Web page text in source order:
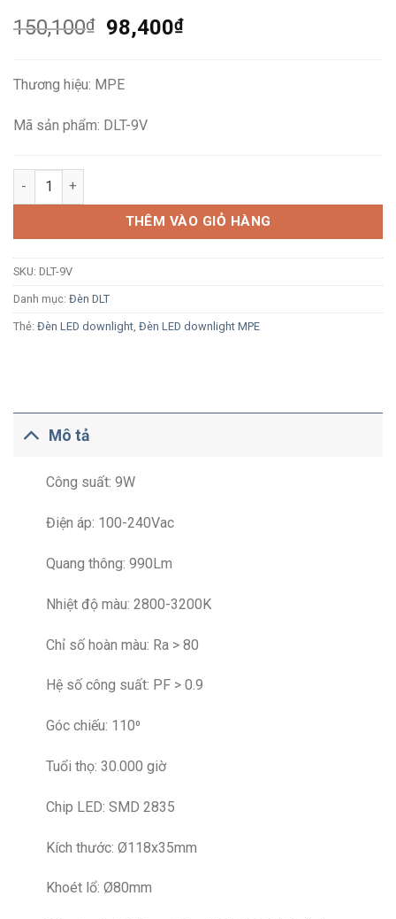
150,100₫
Giá
150,100₫.
98,400₫Giá
Thương hiệu: MPE
Mã sản phẩm: DLT-9V
Đèn LED âm trần MPE DLT-9V 9W ánh sáng vàng vỏ nhôm,
THÊM VÀO GIỎ HÀNG
SKU: DLT-9V
Danh mục: Đèn DLT
Thẻ: Đèn LED downlight Đèn LED downlight MPE
Mô tả
Công suất: 9W
Điện áp: 100-240Vac
Quang thông: 990Lm
Nhiệt độ màu: 2800-3200K
Chỉ số hoàn màu: Ra > 80
Hệ số công suất: PF > 0.9
Góc chiếu: 110⁰
Tuổi thọ: 30.000 giờ
Chip LED: SMD 2835
Kích thước: Ø118x35mm
Khoét lổ: Ø80mm